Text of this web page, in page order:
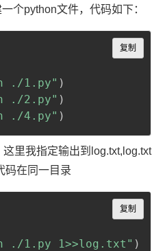
个python文件，代码如下：
./1.py" )
./2.py" )
./4.py" )
复制
Copy
里我指定输出到log.txt,log.txt
码在同一目录
./1.py 1>>log.txt" )
复制
Copy